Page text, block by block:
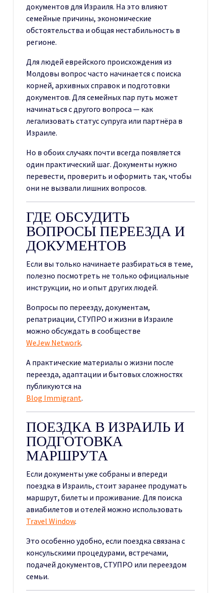
документов для Израиля. На это влияют
семейные причины, экономические
обстоятельства и общая нестабильность в
регионе.
Для людей еврейского происхождения из
Молдовы вопрос часто начинается с поиска
корней, архивных справок и подготовки
документов. Для семейных пар путь может
начинаться с другого вопроса — как
легализовать статус супруга или партнёра в
Израиле.
Но в обоих случаях почти всегда появляется
один практический шаг. Документы нужно
перевести, проверить и оформить так, чтобы
они не вызвали лишних вопросов.
ГДЕ ОБСУДИТЬ
ВОПРОСЫ ПЕРЕЕЗДА И
ДОКУМЕНТОВ
Если вы только начинаете разбираться в теме,
полезно посмотреть не только официальные
инструкции, но и опыт других людей.
Вопросы по переезду, документам,
репатриации, СТУПРО и жизни в Израиле
можно обсуждать в сообществе
WeJew Network.
А практические материалы о жизни после
переезда, адаптации и бытовых сложностях
публикуются на
Blog Immigrant.
ПОЕЗДКА В ИЗРАИЛЬ И
ПОДГОТОВКА
МАРШРУТА
Если документы уже собраны и впереди
поездка в Израиль, стоит заранее продумать
маршрут, билеты и проживание. Для поиска
авиабилетов и отелей можно использовать
Travel Window.
Это особенно удобно, если поездка связана с
консульскими процедурами, встречами,
подачей документов, СТУПРО или переездом
семьи.